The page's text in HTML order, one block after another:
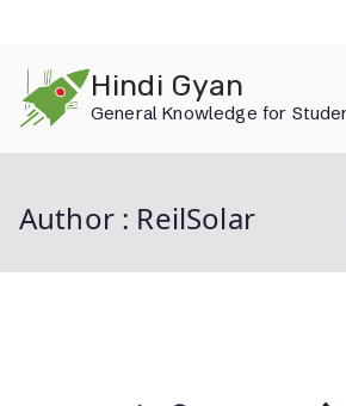
content
Hindi Gyan
General Knowledge for
Author : ReilSolar